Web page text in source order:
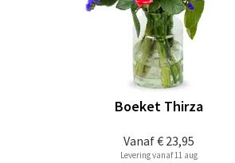
Vanaf€ 23,95
Boeket Thirza
Levering vanaf 11 aug